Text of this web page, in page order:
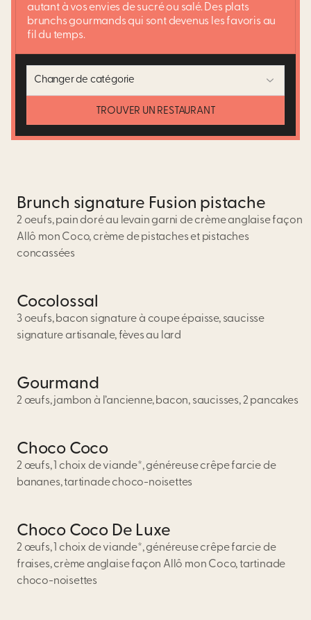
autant à vos envies de sucré ou salé. Des plats
brunchs gourmands qui sont devenus les favoris au
fil du temps.
Changer de catégorie
TROUVER UN RESTAURANT
Brunch signature Fusion pistache
2 oeufs, pain doré au levain garni de crème anglaise façon
Allô mon Coco, crème de pistaches et pistaches
concassées
Cocolossal
3 oeufs, bacon signature à coupe épaisse, saucisse
signature artisanale, fèves au lard
Gourmand
2 œufs, jambon à l’ancienne, bacon, saucisses, 2 pancakes
Choco Coco
2 œufs, 1 choix de viande*, généreuse crêpe farcie de
bananes, tartinade choco-noisettes
Choco Coco De Luxe
2 œufs, 1 choix de viande*, généreuse crêpe farcie de
fraises, crème anglaise façon Allô mon Coco, tartinade
choco-noisettes